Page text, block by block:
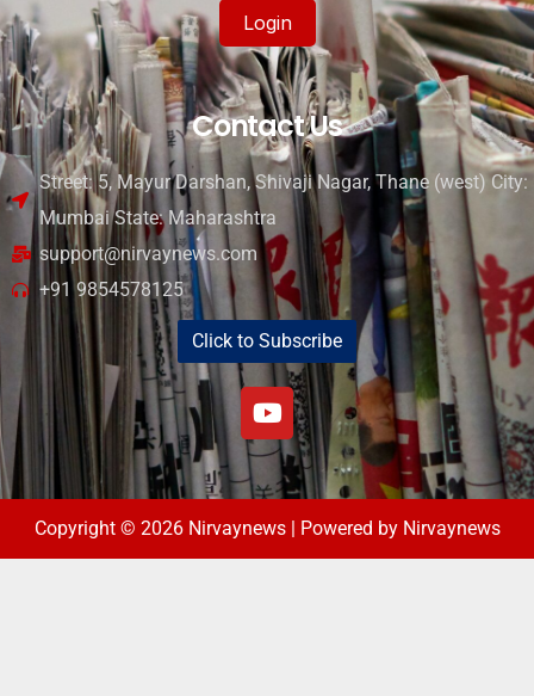
Login
Contact Us
Street: 5, Mayur Darshan, Shivaji Nagar, Thane (west) City:
Mumbai State: Maharashtra
support@nirvaynews.com
+91 9854578125
Click to Subscribe
Copyright © 2026 Nirvaynews | Powered by Nirvaynews